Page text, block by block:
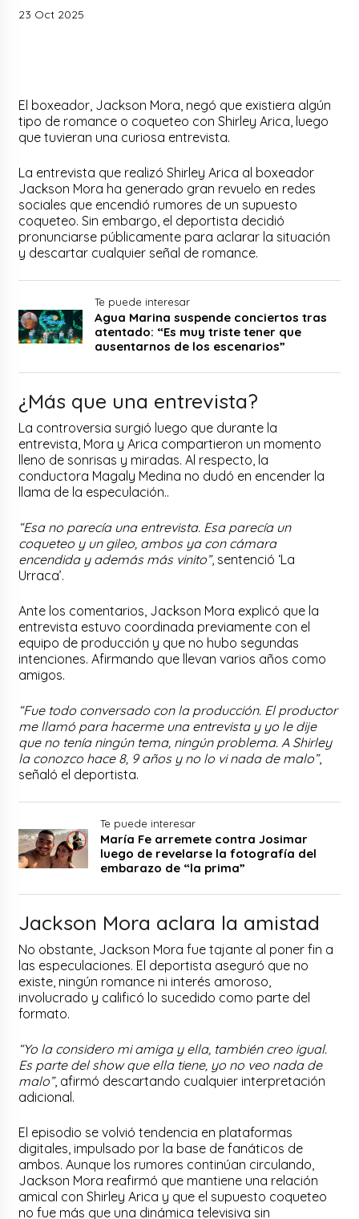
23 Oct 2025
El boxeador, Jackson Mora, negó que existiera algún
tipo de romance o coqueteo con Shirley Arica, luego
que tuvieran una curiosa entrevista.
La entrevista que realizó Shirley Arica al boxeador
Jackson Mora ha generado gran revuelo en redes
sociales que encendió rumores de un supuesto
coqueteo. Sin embargo, el deportista decidió
pronunciarse públicamente para aclarar la situación
y descartar cualquier señal de romance.
Te puede interesar
Agua Marina suspende conciertos tras
atentado: “Es muy triste tener que
ausentarnos de los escenarios”
¿Más que una entrevista?
La controversia surgió luego que durante la
entrevista, Mora y Arica compartieron un momento
lleno de sonrisas y miradas. Al respecto, la
conductora Magaly Medina no dudó en encender la
llama de la especulación..
“Esa no parecía una entrevista. Esa parecía un
coqueteo y un gileo, ambos ya con cámara
encendida y además más vinito”, sentenció ‘La
Urraca’.
Ante los comentarios, Jackson Mora explicó que la
entrevista estuvo coordinada previamente con el
equipo de producción y que no hubo segundas
intenciones. Afirmando que llevan varios años como
amigos.
“Fue todo conversado con la producción. El productor
me llamó para hacerme una entrevista y yo le dije
que no tenía ningún tema, ningún problema. A Shirley
la conozco hace 8, 9 años y no lo vi nada de malo”,
señaló el deportista.
Te puede interesar
María Fe arremete contra Josimar
luego de revelarse la fotografía del
embarazo de “la prima”
Jackson Mora aclara la amistad
No obstante, Jackson Mora fue tajante al poner fin a
las especulaciones. El deportista aseguró que no
existe, ningún romance ni interés amoroso,
involucrado y calificó lo sucedido como parte del
formato.
“Yo la considero mi amiga y ella, también creo igual.
Es parte del show que ella tiene, yo no veo nada de
malo”, afirmó descartando cualquier interpretación
adicional.
El episodio se volvió tendencia en plataformas
digitales, impulsado por la base de fanáticos de
ambos. Aunque los rumores continúan circulando,
Jackson Mora reafirmó que mantiene una relación
amical con Shirley Arica y que el supuesto coqueteo
no fue más que una dinámica televisiva sin